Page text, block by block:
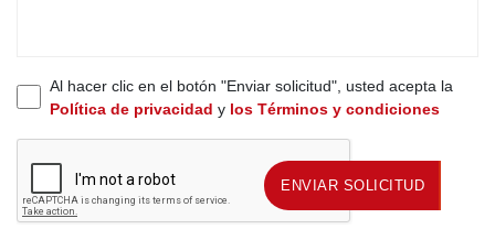
Al hacer clic en el botón "Enviar solicitud", usted acepta la
Política de privacidad y los Términos y condiciones
ENVIAR SOLICITUD ENVIAR SOLICITUD